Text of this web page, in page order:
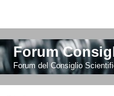
Forum
Forum del Consiglio